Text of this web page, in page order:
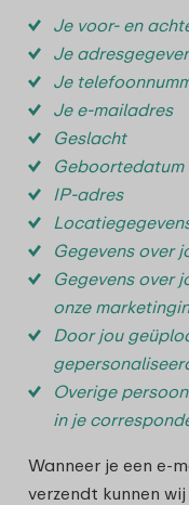
Je voor- en
Je
Je
Je e-mailadres
Geslacht
Geboortedatum
IP-adres
Gegevens over
Gegevens over
onze
Door jou
Overige
in je
Wanneer je een e-
verzendt kunnen